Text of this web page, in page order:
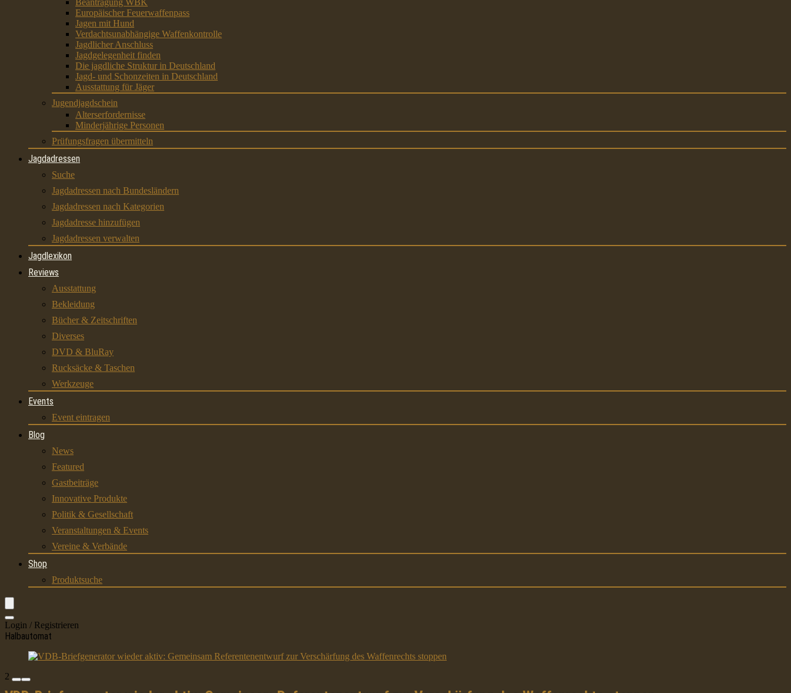
Beantragung WBK
Europäischer Feuerwaffenpass
Jagen mit Hund
Verdachtsunabhängige Waffenkontrolle
Jagdlicher Anschluss
Jagdgelegenheit finden
Die jagdliche Struktur in Deutschland
Jagd- und Schonzeiten in Deutschland
Ausstattung für Jäger
Jugendjagdschein
Alterserfordernisse
Minderjährige Personen
Prüfungsfragen übermitteln
Jagdadressen
Suche
Jagdadressen nach Bundesländern
Jagdadressen nach Kategorien
Jagdadresse hinzufügen
Jagdadressen verwalten
Jagdlexikon
Reviews
Ausstattung
Bekleidung
Bücher & Zeitschriften
Diverses
DVD & BluRay
Rucksäcke & Taschen
Werkzeuge
Events
Event eintragen
Blog
News
Featured
Gastbeiträge
Innovative Produkte
Politik & Gesellschaft
Veranstaltungen & Events
Vereine & Verbände
Shop
Produktsuche
Login / Registrieren
Halbautomat
2